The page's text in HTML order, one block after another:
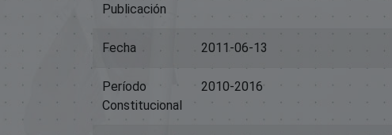
Publicación
Fecha 2011-06-13
Período
Constitucional
2010-2016